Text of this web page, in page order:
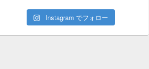
Instagram でフォロー